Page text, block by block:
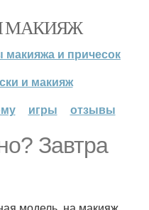
МАКИЯЖ
макияжа и причесок
и макияж
игры отзывы
Завтра